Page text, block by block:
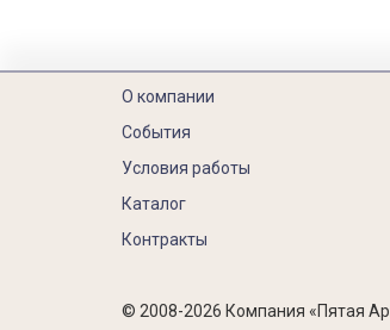
О компании
События
Условия работы
Каталог
Контракты
© 2008-2026 Компания «Пятая